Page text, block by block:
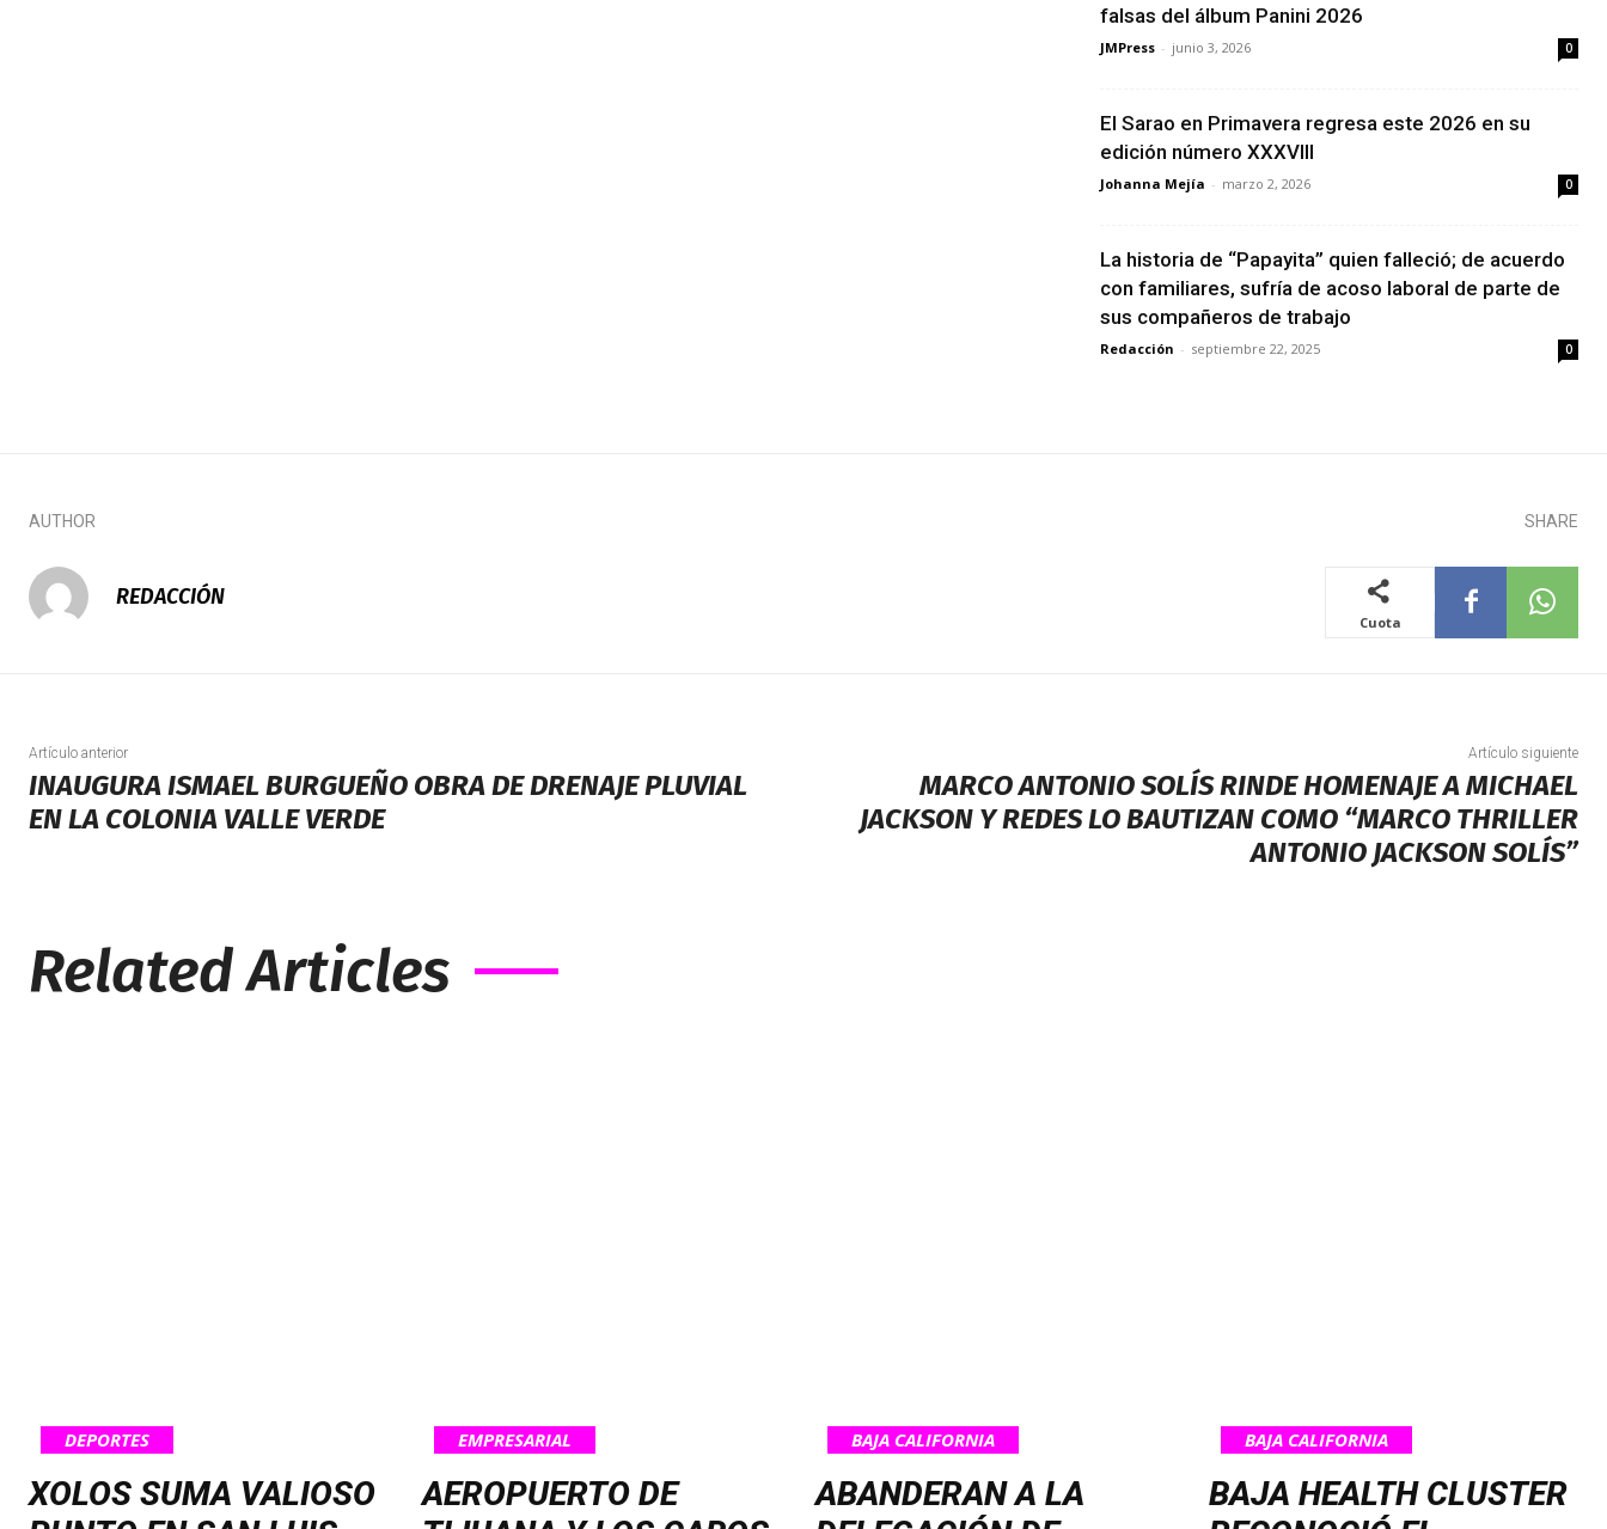
falsas del álbum Panini 2026
JMPress - junio 3, 2026 0
El Sarao en Primavera regresa este 2026 en su
edición número XXXVIII
Johanna Mejía - marzo 2, 2026 0
La historia de “Papayita” quien falleció; de acuerdo
con familiares, sufría de acoso laboral de parte de
sus compañeros de trabajo
Redacción - septiembre 22, 2025 0
AUTHOR
REDACCIÓN
SHARE
Cuota
Artículo anterior
INAUGURA ISMAEL BURGUEÑO OBRA DE DRENAJE PLUVIAL
EN LA COLONIA VALLE VERDE
Artículo siguiente
MARCO ANTONIO SOLÍS RINDE HOMENAJE A MICHAEL
JACKSON Y REDES LO BAUTIZAN COMO “MARCO THRILLER
ANTONIO JACKSON SOLÍS”
Related Articles
DEPORTES
XOLOS SUMA VALIOSO
EMPRESARIAL
AEROPUERTO DE
BAJA CALIFORNIA
ABANDERAN A LA
BAJA CALIFORNIA
BAJA HEALTH CLUSTER